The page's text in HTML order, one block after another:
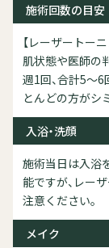
施術回数の目安
【レーザートー
肌状態や医師の
週1回、合計5～6
とんどの方がシ
入浴・洗顔
施術当日は入浴
能ですが、レー
注意ください。
メイク